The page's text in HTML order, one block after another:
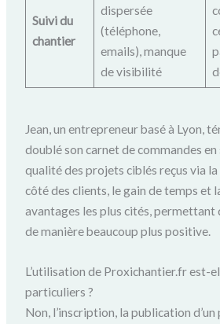
Suivi du
chantier
dispersée
(téléphone,
emails), manque
de visibilité
Jean, un entrepreneur basé à Lyon,
doublé son carnet de commandes en
qualité des projets ciblés reçus via
côté des clients, le gain de temps et
avantages les plus cités, permettant
de manière beaucoup plus positive.
L’utilisation de Proxichantier.fr est-
particuliers ?
Non, l’inscription, la publication